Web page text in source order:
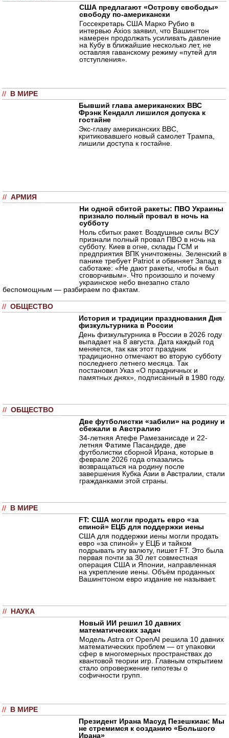
США предлагают «Острову свободы»
свободу по-американски
Госсекретарь США Марко Рубио в
интервью Axios заявил, что Вашингтон
намерен продолжать усиливать давление
на Кубу в ближайшие несколько лет, не
оставляя гаванскому режиму «путей для
отступления».
// В МИРЕ
Бывший глава американских ВВС
Фрэнк Кендалл лишился допуска к
гостайне
Экс-главу американских ВВС,
критиковавшего новый самолет Трампа,
лишили доступа к гостайне.
// АРМИЯ
Ни одной сбитой ракеты: ПВО Украины
признало полный провал в ночь на
субботу
Ноль сбитых ракет. Воздушные силы ВСУ
признали полный провал ПВО в ночь на
субботу. Киев в огне, склады ГСМ и
предприятия ВПК уничтожены. Зеленский в
панике требует Patriot и обвиняет Запад в
саботаже: «Не дают ракеты, чтобы я был
сговорчивым». Что произошло и почему
украинское небо внезапно стало
беспомощным — разбираем по фактам.
// ОБЩЕСТВО
История и традиции празднования Дня
физкультурника в России
День физкультурника в России в 2026 году
выпадает на 8 августа. Дата каждый год
меняется, так как этот праздник
традиционно отмечают во вторую субботу
последнего летнего месяца. Так
постановил Указ «О праздничных и
памятных днях», подписанный в 1980 году.
// ОБЩЕСТВО
Две футболистки «забили» на родину и
сбежали в Австралию
34-летняя Атефе Рамезанисаде и 22-
летняя Фатиме Пасандиде, две
футболистки сборной Ирана, которые в
феврале 2026 года отказались
возвращаться на родину после
завершения Кубка Азии в Австралии, стали
гражданками этой страны.
// В МИРЕ
FT: США могли продать евро «за
спиной» ЕЦБ для поддержки иены
США для поддержки иены могли продать
евро «за спиной» у ЕЦБ и тайком
подрывать эту валюту, пишет FT. Это была
первая почти за 30 лет совместная
операция США и Японии, направленная
на укрепление иены. Объём проданных
Вашингтоном евро издание не называет.
// НАУКА
Новый ИИ решил 10 давних
математических задач
Модель Astra от OpenAI решила 10 давних
математических проблем — от упаковки
сфер в многомерных пространствах до
квантовой теории игр. Главным открытием
стало опровержение гипотезы о
софичности групп.
// В МИРЕ
Президент Ирана Масуд Пезешкиан: Мы
не стремимся к созданию «Большого
Ирана»